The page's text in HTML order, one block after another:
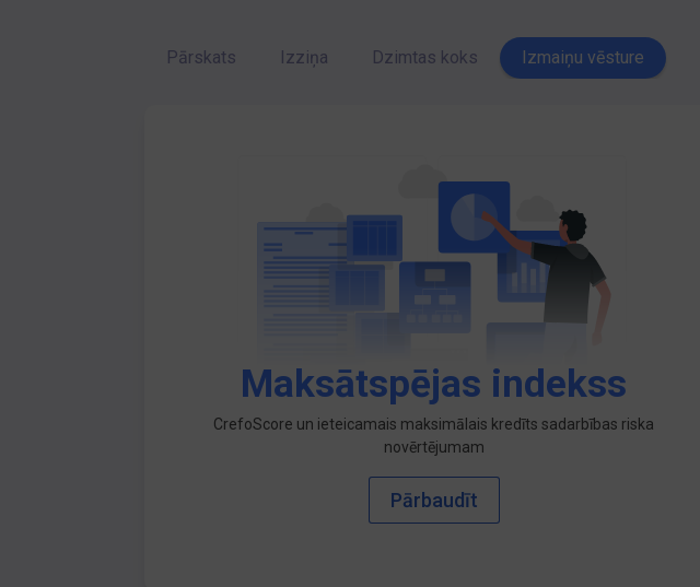
Pārskats Izziņa Dzimtas koks Izmaiņu vēsture
Maksātspējas indekss
CrefoScore un ieteicamais maksimālais kredīts sadarbības riska
novērtējumam
Pārbaudīt